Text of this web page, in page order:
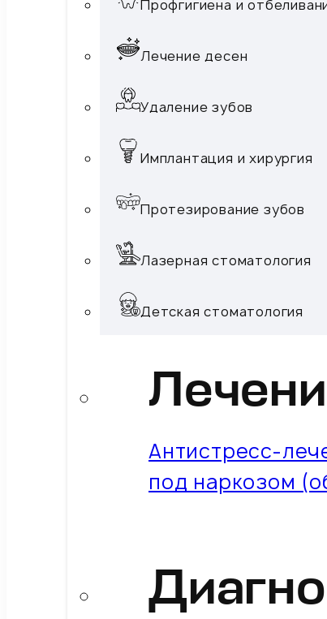
Профгигиена и
Лечение десен
Удаление зубов
Имплантация и хирургия
Протезирование зубов
Лазерная стоматология
Детская стоматология
Антистресс-
под наркозом